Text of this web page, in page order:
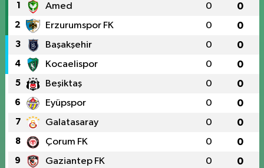
1 Amed 0 0
2 Erzurumspor FK 0 0
3 Başakşehir 0 0
4 Kocaelispor 0 0
5 Beşiktaş 0 0
6 Eyüpspor 0 0
7 Galatasaray 0 0
8 Çorum FK 0 0
9 Gaziantep FK 0 0